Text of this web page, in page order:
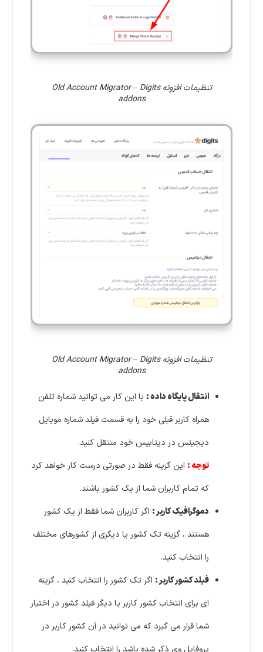
تنظیمات افزونه Old Account Migrator – Digits
addons
تنظیمات افزونه Old Account Migrator – Digits
addons
انتقال پایگاه داده : با این کار می توانید شماره تلفن
همراه کاربر قبلی خود را به قسمت فیلد شماره موبایل
دیجیتس در دیتابیس خود منتقل کنید.
توجه : این گزینه فقط در صورتی درست کار خواهد کرد
که تمام کاربران شما از یک کشور باشند.
دموگرافیک کاربر : اگر کاربران شما فقط از یک کشور
هستند ، گزینه تک کشور یا دیگری از کشورهای مختلف
را انتخاب کنید.
فیلد کشور کاربر : اگر تک کشور را انتخاب کنید ، گزینه
ای برای انتخاب کشور کاربر یا دیگر فیلد کشور در اختیار
شما قرار می گیرد که می توانید در آن کشور کاربر در
پروفایل وی ذکر شده باشد را انتخاب کنید.